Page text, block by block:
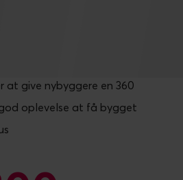
at give nybyggere en 360
oplevelse at få bygget